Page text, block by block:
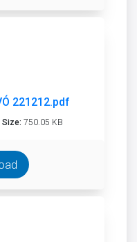
221212.pdf
Size: 750.05 KB